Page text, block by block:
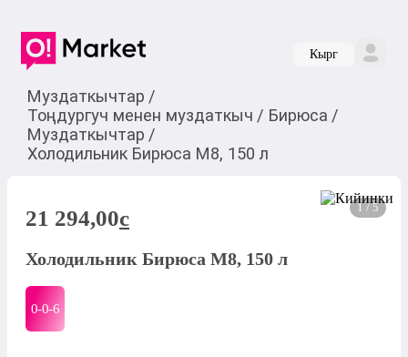
Кырг
Муздаткычтар /
Тоңдургуч менен муздаткыч / Бирюса /
Муздаткычтар /
Холодильник Бирюса М8, 150 л
1 / 5
21 294,00c
Холодильник Бирюса М8, 150 л
0-0-6